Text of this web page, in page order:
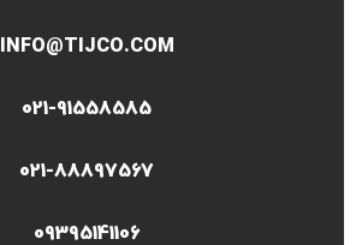
INFO@TIJCO.COM
021-91558585
021-88897567
09395141106